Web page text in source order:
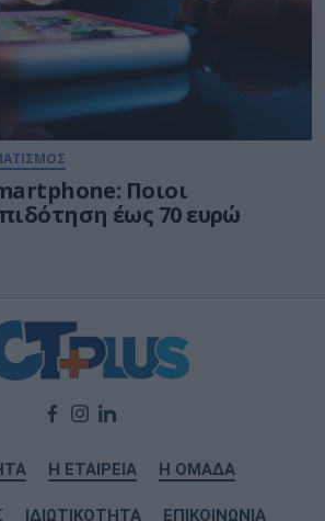
Ποιοι
έως 70 ευρώ
Η ΕΤΑΙΡΕΙΑ Η ΟΜΑΔΑ
ΙΔΙΩΤΙΚΟΤΗΤΑ ΕΠΙΚΟΙΝΩΝΙΑ